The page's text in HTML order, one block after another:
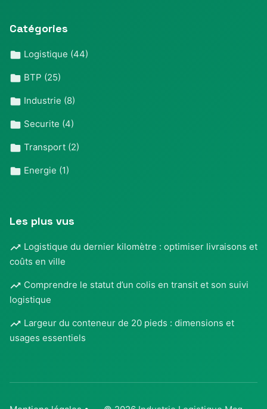
Catégories
Logistique (44)
BTP (25)
Industrie (8)
Securite (4)
Transport (2)
Energie (1)
Les plus vus
Logistique du dernier kilomètre : optimiser livraisons et
coûts en ville
Comprendre le statut d’un colis en transit et son suivi
logistique
Largeur du conteneur de 20 pieds : dimensions et
usages essentiels